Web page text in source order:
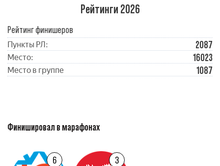
Рейтинги 2026
Рейтинг финишеров
Пункты РЛ: 2087
Место: 16023
Место в группе 1087
Финишировал в марафонах
6 3